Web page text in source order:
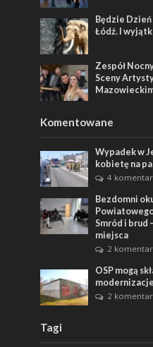
Będzie
Łódź. I
Zespół
Sceny
Komentowane
Wypadek w
kobietę na
4
Bezdomni
Smród i brud
miejsca
2
OSP mogą
modernizacje
2
Tagi